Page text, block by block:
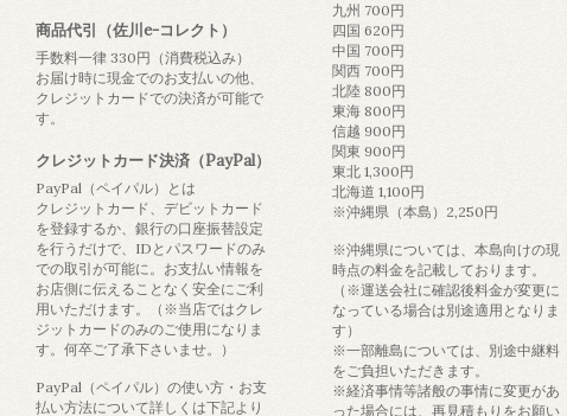
商品代引（佐川e-コレクト）
手数料一律 330円（消費税込み）
お届け時に現金でのお支払いの他、
クレジットカードでの決済が可能で
す。
クレジットカード決済（PayPal）
PayPal（ペイパル）とは
クレジットカード、デビットカード
を登録するか、銀行の口座振替設定
を行うだけで、IDとパスワードのみ
での取引が可能に。お支払い情報を
お店側に伝えることなく安全にご利
用いただけます。（※当店ではクレ
ジットカードのみのご使用になりま
す。何卒ご了承下さいませ。）
PayPal（ペイパル）の使い方・お支
払い方法について詳しくは下記より
九州 700円
四国 620円
中国 700円
関西 700円
北陸 800円
東海 800円
信越 900円
関東 900円
東北 1,300円
北海道 1,100円
※沖縄県（本島）2,250円
※沖縄県については、本島向けの現
時点の料金を記載しております。
（※運送会社に確認後料金が変更に
なっている場合は別途適用となりま
す）
※一部離島については、別途中継料
をご負担いただきます。
※経済事情等諸般の事情に変更があ
った場合には、再見積もりをお願い